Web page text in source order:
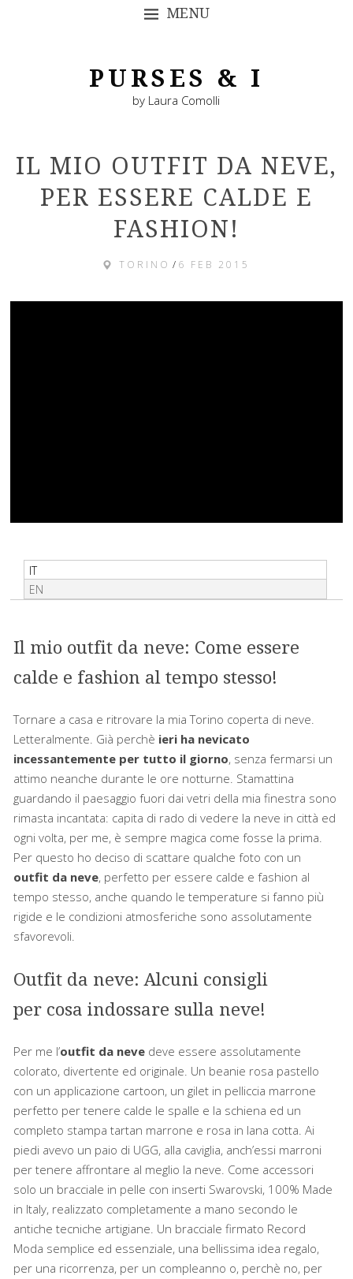
MENU
PURSES & I
by Laura Comolli
IL MIO OUTFIT DA NEVE,
PER ESSERE CALDE E
FASHION!
TORINO / 6 FEB 2015
IT
EN
Il mio outfit da neve: Come essere
calde e fashion al tempo stesso!
Tornare a casa e ritrovare la mia Torino coperta di neve.
Letteralmente. Già perchè ieri ha nevicato
incessantemente per tutto il giorno, senza fermarsi un
attimo neanche durante le ore notturne. Stamattina
guardando il paesaggio fuori dai vetri della mia finestra sono
rimasta incantata: capita di rado di vedere la neve in città ed
ogni volta, per me, è sempre magica come fosse la prima.
Per questo ho deciso di scattare qualche foto con un
outfit da neve, perfetto per essere calde e fashion al
tempo stesso, anche quando le temperature si fanno più
rigide e le condizioni atmosferiche sono assolutamente
sfavorevoli.
Outfit da neve: Alcuni consigli
per cosa indossare sulla neve!
Per me l’outfit da neve deve essere assolutamente
colorato, divertente ed originale. Un beanie rosa pastello
con un applicazione cartoon, un gilet in pelliccia marrone
perfetto per tenere calde le spalle e la schiena ed un
completo stampa tartan marrone e rosa in lana cotta. Ai
piedi avevo un paio di UGG, alla caviglia, anch’essi marroni
per tenere affrontare al meglio la neve. Come accessori
solo un bracciale in pelle con inserti Swarovski, 100% Made
in Italy, realizzato completamente a mano secondo le
antiche tecniche artigiane. Un bracciale firmato Record
Moda semplice ed essenziale, una bellissima idea regalo,
per una ricorrenza, per un compleanno o, perchè no, per